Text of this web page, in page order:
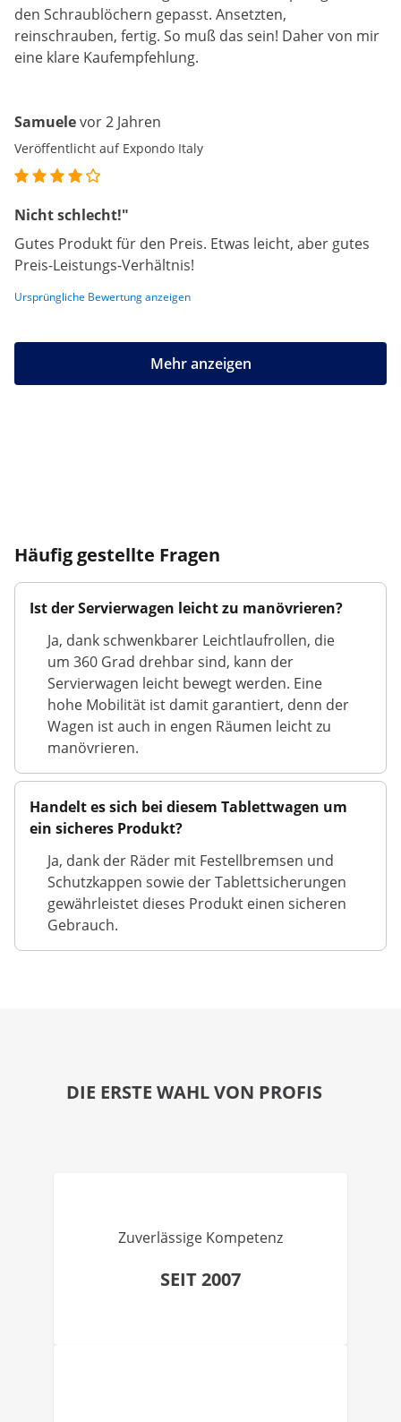
den Schraublöchern gepasst. Ansetzten,
reinschrauben, fertig. So muß das sein! Daher von mir
eine klare Kaufempfehlung.
Samuelevor 2 Jahren
Veröffentlicht auf Expondo Italy
Nicht schlecht!"
Gutes Produkt für den Preis. Etwas leicht, aber gutes
Preis-Leistungs-Verhältnis!
Ursprüngliche Bewertung anzeigen
Mehr anzeigen
Häufig gestellte Fragen
Ist der Servierwagen leicht zu manövrieren?
Ja, dank schwenkbarer Leichtlaufrollen, die
um 360 Grad drehbar sind, kann der
Servierwagen leicht bewegt werden. Eine
hohe Mobilität ist damit garantiert, denn der
Wagen ist auch in engen Räumen leicht zu
manövrieren.
Handelt es sich bei diesem Tablettwagen um
ein sicheres Produkt?
Ja, dank der Räder mit Festellbremsen und
Schutzkappen sowie der Tablettsicherungen
gewährleistet dieses Produkt einen sicheren
Gebrauch.
DIE ERSTE WAHL VON PROFIS
Zuverlässige Kompetenz
SEIT 2007